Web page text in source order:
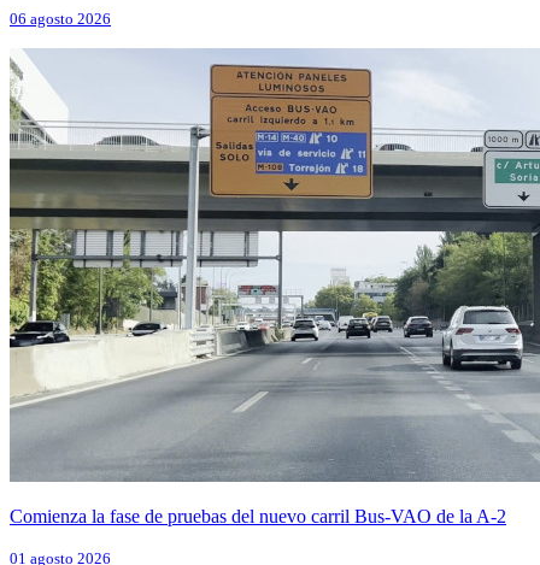
06 agosto 2026
Comienza la fase de pruebas del nuevo carril Bus-VAO de la A-2
01 agosto 2026